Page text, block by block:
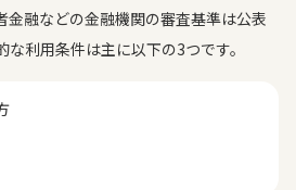
金融などの金融機関の審査基準は公表
利用条件は主に以下の3つです。